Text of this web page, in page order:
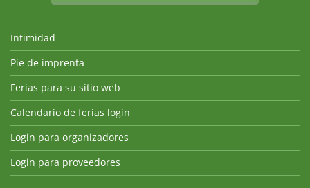
Intimidad
Pie de imprenta
Ferias para su sitio web
Calendario de ferias login
Login para organizadores
Login para proveedores